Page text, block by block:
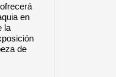
en
la
de